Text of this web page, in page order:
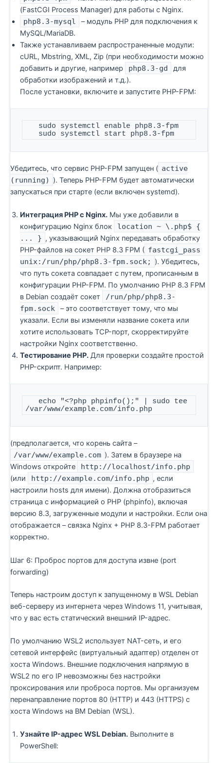
(FastCGI Process Manager) для работы с Nginx.
php8.3-mysql
– модуль PHP для подключения к
MySQL/MariaDB.
Также устанавливаем распространенные модули:
cURL, Mbstring, XML, Zip (при необходимости можно
добавить и другие, например
php8.3-gd
для
обработки изображений и т.д.).
После установки, включите и запустите PHP-FPM:
   sudo systemctl start php8.3-fpm
Убедитесь, что сервис PHP-FPM запущен ( active
(running)
). Теперь PHP-FPM будет автоматически
запускаться при старте (если включен systemd).
Интеграция PHP с Nginx. Мы уже добавили в
конфигурацию Nginx блок
location ~ \.php$ {
... } , указывающий Nginx передавать обработку
PHP-файлов на сокет PHP 8.3 FPM ( fastcgi_pass
unix:/run/php/php8.3-fpm.sock;
). Убедитесь,
что путь сокета совпадает с путем, прописанным в
конфигурации PHP-FPM. По умолчанию PHP 8.3 FPM
в Debian создаёт сокет
/run/php/php8.3-
fpm.sock
– это соответствует тому, что мы
указали. Если вы изменяли название сокета или
хотите использовать TCP-порт, скорректируйте
настройки Nginx соответственно.
Тестирование PHP. Для проверки создайте простой
PHP-скрипт. Например:
/var/www/example.com/info.php
(предполагается, что корень сайта –
/var/www/example.com ). Затем в браузере на
Windows откройте
http://localhost/info.php
(или http://example.com/info.php , если
настроили hosts для имени). Должна отобразиться
страница с информацией о PHP (phpinfo), включая
версию 8.3, загруженные модули и настройки. Если она
отображается – связка Nginx + PHP 8.3-FPM работает
корректно.
Шаг 6: Проброс портов для доступа извне (port
forwarding)
Теперь настроим доступ к запущенному в WSL Debian
веб-серверу из интернета через Windows 11, учитывая,
что у вас есть статический внешний IP-адрес.
По умолчанию WSL2 использует NAT-сеть, и его
сетевой интерфейс (виртуальный адаптер) отделен от
хоста Windows. Внешние подключения напрямую в
WSL2 по его IP невозможны без настройки
проксирования или проброса портов. Мы организуем
перенаправление портов 80 (HTTP) и 443 (HTTPS) с
хоста Windows на ВМ Debian (WSL).
Узнайте IP-адрес WSL Debian. Выполните в
PowerShell: